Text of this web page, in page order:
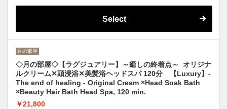
〈超絶リラックスしたい方〉温冷浴とアロマ
首・肩・デコルテを指圧でしっかりマッサー
ジ。ドライ&ブローまでお仕上げ付
Heat and cold bath and aroma-scented
cream are used to slowly massage the scalp,
and the neck, shoulders, and décolleté are
massaged firmly with shiatsu. Includes
finishing touches such as drying and blow-
drying.
Select
月の部屋
◇月の部屋◇【ラグジュアリー】～癒しの終着点～ オリジナ
ルクリーム✕頭浸浴✕美髪浴ヘッドスパ 120分 【Luxury】-
The end of healing - Original Cream ×Head Soak Bath
×Beauty Hair Bath Head Spa, 120 min.
￥21,800